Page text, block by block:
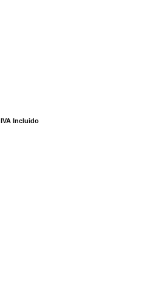
IVA Incluido